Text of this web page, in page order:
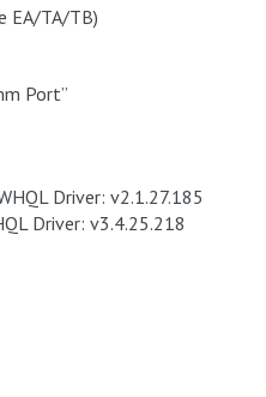
EA/TA/TB)
Port”
Driver: v2.1.27.185
Driver: v3.4.25.218